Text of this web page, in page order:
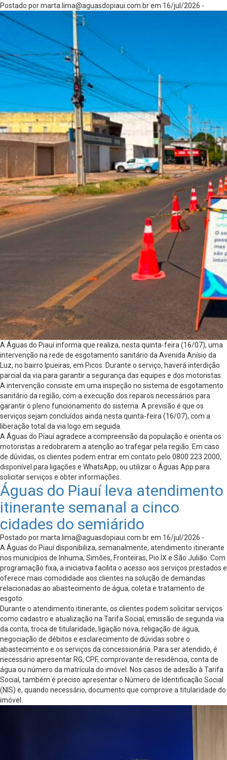
Postado pormarta.lima@aguasdopiaui.com.brem 16/jul/2026 -
A Águas do Piauí informa que realiza, nesta quinta-feira (16/07), uma
intervenção na rede de esgotamento sanitário da Avenida Anísio da
Luz, no bairro Ipueiras, em Picos. Durante o serviço, haverá interdição
parcial da via para garantir a segurança das equipes e dos motoristas.
A intervenção consiste em uma inspeção no sistema de esgotamento
sanitário da região, com a execução dos reparos necessários para
garantir o pleno funcionamento do sistema. A previsão é que os
serviços sejam concluídos ainda nesta quinta-feira (16/07), com a
liberação total da via logo em seguida.
A Águas do Piauí agradece a compreensão da população e orienta os
motoristas a redobrarem a atenção ao trafegar pela região. Em caso
de dúvidas, os clientes podem entrar em contato pelo 0800 223 2000,
disponível para ligações e WhatsApp, ou utilizar o Águas App para
solicitar serviços e obter informações.
Águas do Piauí leva atendimento
itinerante semanal a cinco
cidades do semiárido
Postado pormarta.lima@aguasdopiaui.com.brem 16/jul/2026 -
A Águas do Piauí disponibiliza, semanalmente, atendimento itinerante
nos municípios de Inhuma, Simões, Fronteiras, Pio IX e São Julião. Com
programação fixa, a iniciativa facilita o acesso aos serviços prestados e
oferece mais comodidade aos clientes na solução de demandas
relacionadas ao abastecimento de água, coleta e tratamento de
esgoto.
Durante o atendimento itinerante, os clientes podem solicitar serviços
como cadastro e atualização na Tarifa Social, emissão de segunda via
da conta, troca de titularidade, ligação nova, religação de água,
negociação de débitos e esclarecimento de dúvidas sobre o
abastecimento e os serviços da concessionária. Para ser atendido, é
necessário apresentar RG, CPF, comprovante de residência, conta de
água ou número da matrícula do imóvel. Nos casos de adesão à Tarifa
Social, também é preciso apresentar o Número de Identificação Social
(NIS) e, quando necessário, documento que comprove a titularidade do
imóvel.